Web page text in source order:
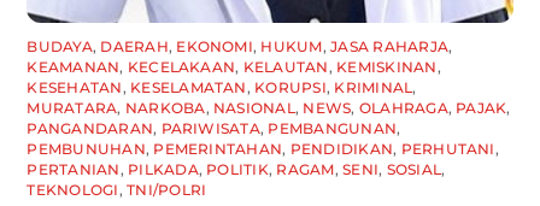
BUDAYA, DAERAH, EKONOMI, HUKUM,JASA RAHARJA,
KEAMANAN, KECELAKAAN, KELAUTAN, KEMISKINAN,
KESEHATAN, KESELAMATAN, KORUPSI, KRIMINAL,
MURATARA, NARKOBA, NASIONAL, NEWS, OLAHRAGA, PAJAK,
PANGANDARAN, PARIWISATA, PEMBANGUNAN,
PEMBUNUHAN, PEMERINTAHAN, PENDIDIKAN, PERHUTANI,
PERTANIAN, PILKADA, POLITIK, RAGAM,SENI, SOSIAL,
TEKNOLOGI,TNI/POLRI